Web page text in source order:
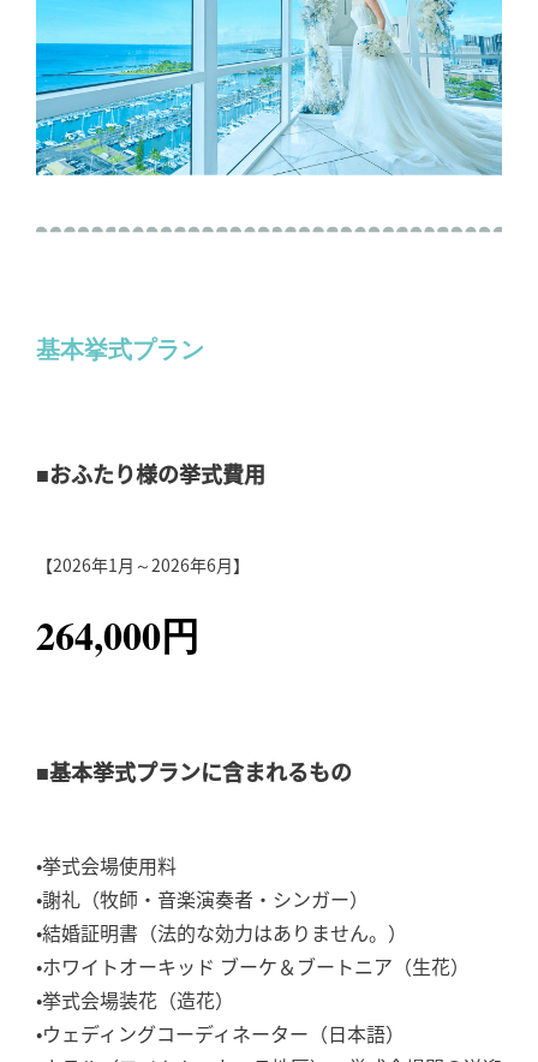
基本挙式プラン
■おふたり様の挙式費用
【2026年1月～2026年6月】
264,000円
■基本挙式プランに含まれるもの
•挙式会場使用料
•謝礼（牧師・音楽演奏者・シンガー）
•結婚証明書（法的な効力はありません。）
•ホワイトオーキッド ブーケ＆ブートニア（生花）
•挙式会場装花（造花）
•ウェディングコーディネーター（日本語）